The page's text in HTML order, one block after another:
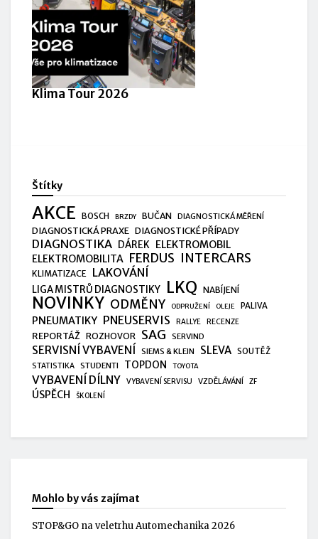
Klima Tour 2026
Štítky
AKCE BOSCH BRZDY BUČAN DIAGNOSTICKÁ MĚŘENÍ
DIAGNOSTICKÁ PRAXE DIAGNOSTICKÉ PŘÍPADY
DIAGNOSTIKA DÁREK ELEKTROMOBIL
ELEKTROMOBILITA FERDUS INTERCARS
KLIMATIZACE LAKOVÁNÍ
LIGA MISTRŮ DIAGNOSTIKY LKQ NABÍJENÍ
NOVINKY ODMĚNY ODPRUŽENÍ OLEJE PALIVA
PNEUMATIKY PNEUSERVIS RALLYE RECENZE
REPORTÁŽ ROZHOVOR SAG SERVIND
SERVISNÍ VYBAVENÍ SIEMS & KLEIN SLEVA SOUTĚŽ
STATISTIKA STUDENTI TOPDON TOYOTA
VYBAVENÍ DÍLNY VYBAVENÍ SERVISU VZDĚLÁVÁNÍ ZF
ÚSPĚCH ŠKOLENÍ
Mohlo by vás zajímat
STOP&GO na veletrhu Automechanika 2026